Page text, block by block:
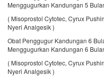
Menggugurkan Kandungan 5
( Misoprostol Cytotec, Cyrux
Nyeri Analgesik )
Obat Penggugur Kandungan 6
Menggugurkan Kandungan 6
( Misoprostol Cytotec, Cyrux
Nyeri Analgesik )